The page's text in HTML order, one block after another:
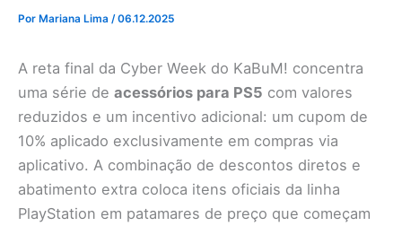
Por Mariana Lima /06.12.2025
A reta final da Cyber Week do KaBuM! concentra
uma série de acessórios para PS5 com valores
reduzidos e um incentivo adicional: um cupom de
10% aplicado exclusivamente em compras via
aplicativo. A combinação de descontos diretos e
abatimento extra coloca itens oficiais da linha
PlayStation em patamares de preço que começam